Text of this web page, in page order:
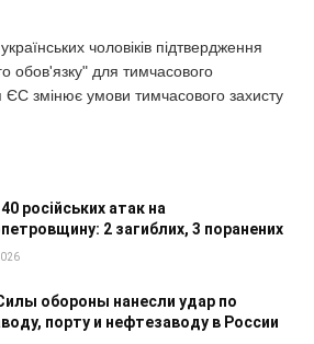
чоловіків підтвердження
обов'язку" для тимчасового
ЄС змінює умови тимчасового захисту
російських атак на
2 загиблих, 3 поранених
обороны нанесли удар по
порту и нефтезаводу в России